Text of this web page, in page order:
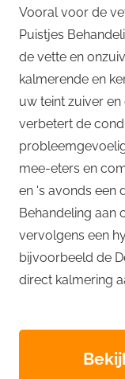
Vooral voor de
Puistjes
de vette en
kalmerende en
uw teint zuiver
verbetert de
mee-eters en
en 's avonds een
Behandeling aan
vervolgens een
bijvoorbeeld de
direct kalmering